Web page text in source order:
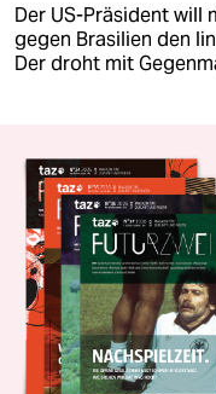
Der US-Präsident will
gegen Brasilien den
Der droht mit